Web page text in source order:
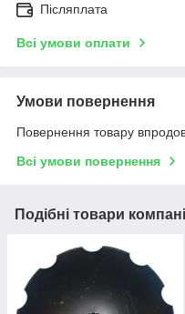
Післяплата
Всі умови оплати
Умови повернення
Повернення товару
Всі умови повернення
Подібні товари